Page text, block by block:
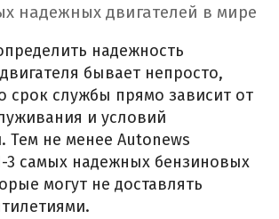
надежных двигателей в мире
надежность
бывает непросто,
срок службы прямо зависит от
и условий
Тем не менее Autonews
3 самых надежных бензиновых
могут не доставлять